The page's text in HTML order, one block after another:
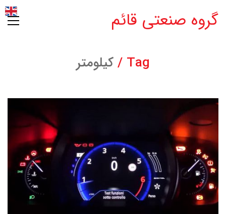
گروه صنعتی قائم
Tag / کیلومتر